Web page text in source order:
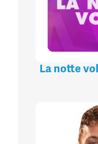
La notte